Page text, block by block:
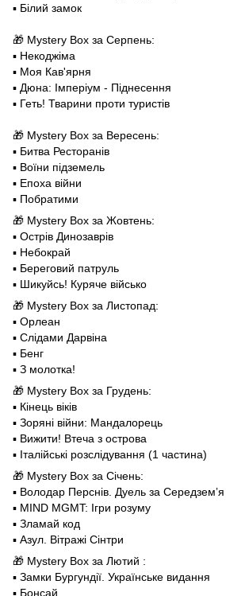
▪️ Білий замок
🎁 Mystery Box за Серпень:
▪️ Некоджіма
▪️ Моя Кав'ярня
▪️ Дюна: Імперіум - Піднесення
▪️ Геть! Тварини проти туристів
🎁 Mystery Box за Вересень:
▪️ Битва Ресторанів
▪️ Воїни підземель
▪️ Епоха війни
▪️ Побратими
🎁 Mystery Box за Жовтень:
▪️ Острів Динозаврів
▪️ Небокрай
▪️ Береговий патруль
▪️ Шикуйсь! Куряче військо
🎁 Mystery Box за Листопад:
▪️ Орлеан
▪️ Слідами Дарвіна
▪️ Бенг
▪️ З молотка!
🎁 Mystery Box за Грудень:
▪️ Кінець віків
▪️ Зоряні війни: Мандалорець
▪️ Вижити! Втеча з острова
▪️ Італійські розслідування (1 частина)
🎁 Mystery Box за Cічень:
▪️ Володар Перснів. Дуель за Середземʼя
▪️ MIND MGMT: Ігри розуму
▪️ Зламай код
▪️ Азул. Вітражі Сінтри
🎁 Mystery Box за Лютий :
▪️ Замки Бургундії. Українське видання
▪️ Бонсай